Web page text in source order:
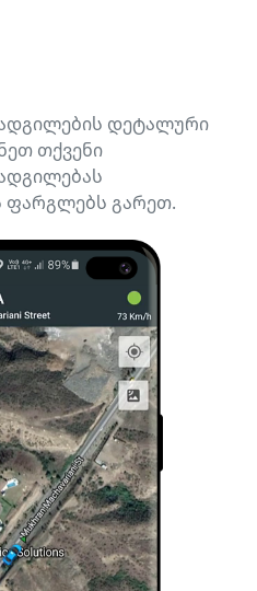
დეტალური
თქვენი
ფარგლებს გარეთ.